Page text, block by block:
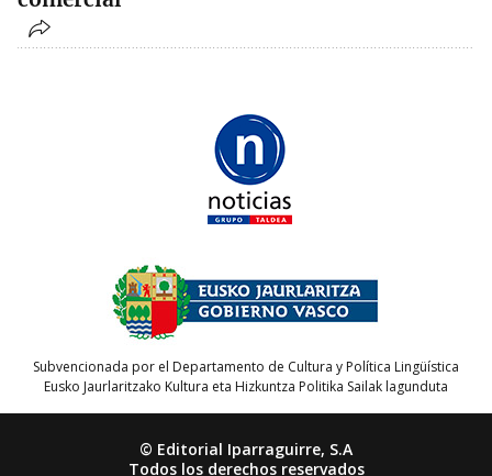
Subvencionada por el Departamento de Cultura y Política Lingüística
Eusko Jaurlaritzako Kultura eta Hizkuntza Politika Sailak lagunduta
© Editorial Iparraguirre, S.A
Todos los derechos reservados